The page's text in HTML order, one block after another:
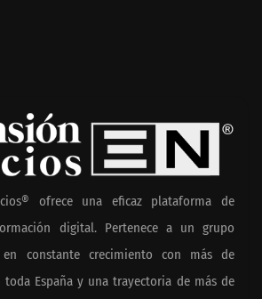
ofrece una eficaz plataforma de
digital. Pertenece a un grupo
constante crecimiento con más de
toda España y una trayectoria de más de